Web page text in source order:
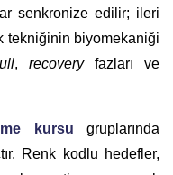
senkronize edilir; ileri
tekniğinin biyomekaniği
, recoveryfazları ve
kursu gruplarında
Renk kodlu hedefler,